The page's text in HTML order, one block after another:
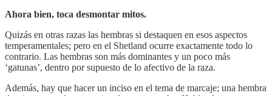
Ahora bien, toca desmontar mitos.
Quizás en otras razas las hembras si destaquen en esos aspectos
temperamentales; pero en el Shetland ocurre exactamente todo lo
contrario. Las hembras son más dominantes y un poco más
‘gatunas’, dentro por supuesto de lo afectivo de la raza.
Además, hay que hacer un inciso en el tema de marcaje; una hembra